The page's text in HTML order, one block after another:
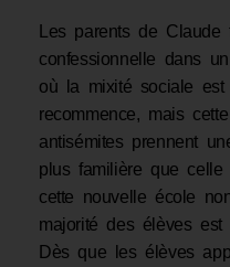
Les parents de
confessionnelle dans
où la mixité sociale
recommence, mais
antisémites prennent
plus familière que celle
cette nouvelle école
majorité des élèves est
Dès que les élèves